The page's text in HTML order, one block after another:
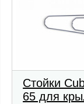
Стойки
65 для